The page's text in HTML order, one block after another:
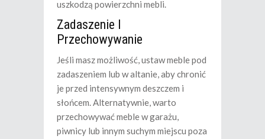
uszkodzą powierzchni mebli.
Zadaszenie I
Przechowywanie
Jeśli masz możliwość, ustaw meble pod
zadaszeniem lub w altanie, aby chronić
je przed intensywnym deszczem i
słońcem. Alternatywnie, warto
przechowywać meble w garażu,
piwnicy lub innym suchym miejscu poza